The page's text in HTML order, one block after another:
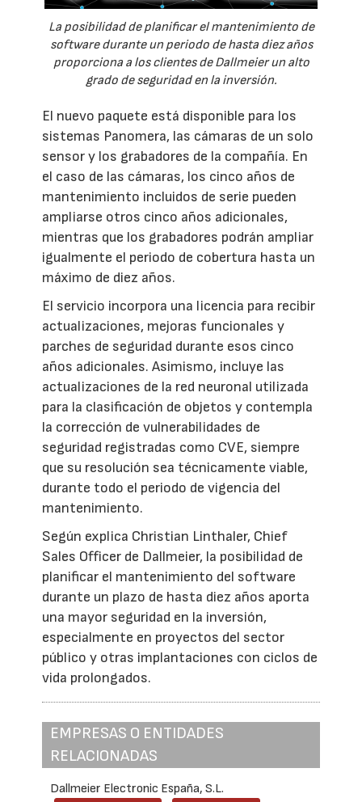
La posibilidad de planificar el mantenimiento de
software durante un periodo de hasta diez años
proporciona a los clientes de Dallmeier un alto
grado de seguridad en la inversión.
El nuevo paquete está disponible para los
sistemas Panomera, las cámaras de un solo
sensor y los grabadores de la compañía. En
el caso de las cámaras, los cinco años de
mantenimiento incluidos de serie pueden
ampliarse otros cinco años adicionales,
mientras que los grabadores podrán ampliar
igualmente el periodo de cobertura hasta un
máximo de diez años.
El servicio incorpora una licencia para recibir
actualizaciones, mejoras funcionales y
parches de seguridad durante esos cinco
años adicionales. Asimismo, incluye las
actualizaciones de la red neuronal utilizada
para la clasificación de objetos y contempla
la corrección de vulnerabilidades de
seguridad registradas como CVE, siempre
que su resolución sea técnicamente viable,
durante todo el periodo de vigencia del
mantenimiento.
Según explica Christian Linthaler, Chief
Sales Officer de Dallmeier, la posibilidad de
planificar el mantenimiento del software
durante un plazo de hasta diez años aporta
una mayor seguridad en la inversión,
especialmente en proyectos del sector
público y otras implantaciones con ciclos de
vida prolongados.
EMPRESAS O ENTIDADES
RELACIONADAS
Dallmeier Electronic España, S.L.